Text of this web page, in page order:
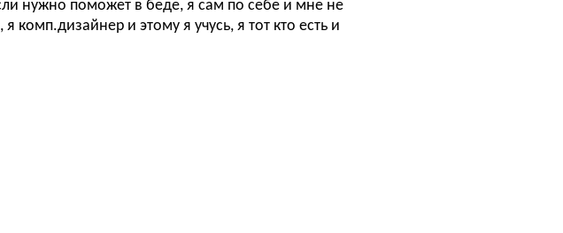
нужно поможет в беде, я сам по себе и мне не
комп.дизайнер и этому я учусь, я тот кто есть и